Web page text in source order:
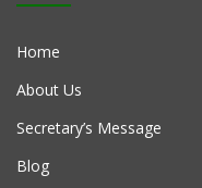
Home
About Us
Secretary’s Message
Blog